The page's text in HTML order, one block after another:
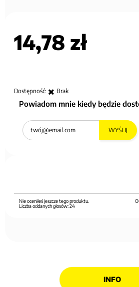
14,78 zł
Dostępność: Brak
Powiadom mnie kiedy będzie
WYŚLIJ
Nie oceniłeś jeszcze tego produktu.
Liczba oddanych głosów:24
INFO